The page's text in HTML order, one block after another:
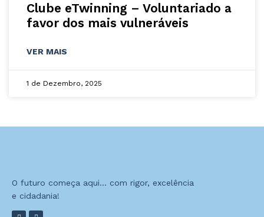
Clube eTwinning – Voluntariado a
favor dos mais vulneráveis
VER MAIS
1 de Dezembro, 2025
O futuro começa aqui… com rigor, excelência
e cidadania!